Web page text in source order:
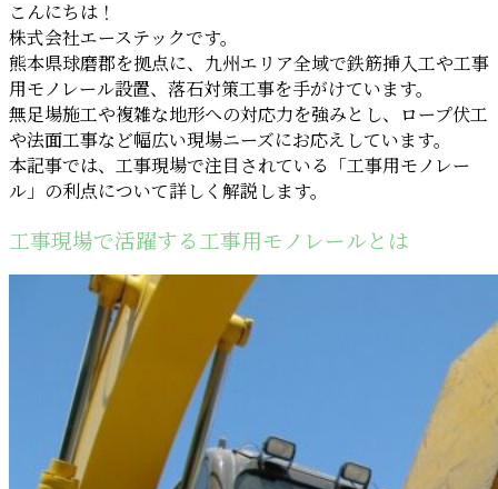
こんにちは！
株式会社エーステックです。
熊本県球磨郡を拠点に、九州エリア全域で鉄筋挿入工や工事
用モノレール設置、落石対策工事を手がけています。
無足場施工や複雑な地形への対応力を強みとし、ロープ伏工
や法面工事など幅広い現場ニーズにお応えしています。
本記事では、工事現場で注目されている「工事用モノレー
ル」の利点について詳しく解説します。
工事現場で活躍する工事用モノレールとは